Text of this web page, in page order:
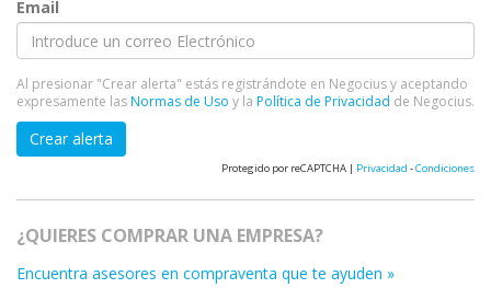
Email
Al presionar "Crear alerta" estás registrándote en Negocius y aceptando
expresamente lasNormas de Uso y la Política de Privacidad de Negocius.
Crear alerta
Protegido por reCAPTCHA | Privacidad -Condiciones
¿QUIERES COMPRAR UNA EMPRESA?
Encuentra asesores en compraventa que te ayuden »